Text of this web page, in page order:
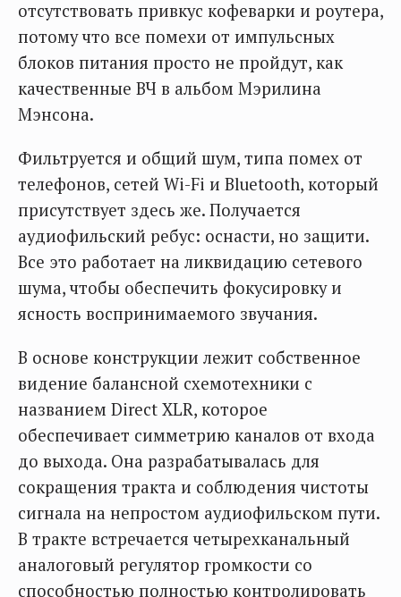
отсутствовать привкус кофеварки и роутера,
потому что все помехи от импульсных
блоков питания просто не пройдут, как
качественные ВЧ в альбом Мэрилина
Мэнсона.
Фильтруется и общий шум, типа помех от
телефонов, сетей Wi-Fi и Bluetooth, который
присутствует здесь же. Получается
аудиофильский ребус: оснасти, но защити.
Все это работает на ликвидацию сетевого
шума, чтобы обеспечить фокусировку и
ясность воспринимаемого звучания.
В основе конструкции лежит собственное
видение балансной схемотехники с
названием Direct XLR, которое
обеспечивает симметрию каналов от входа
до выхода. Она разрабатывалась для
сокращения тракта и соблюдения чистоты
сигнала на непростом аудиофильском пути.
В тракте встречается четырехканальный
аналоговый регулятор громкости со
способностью полностью контролировать